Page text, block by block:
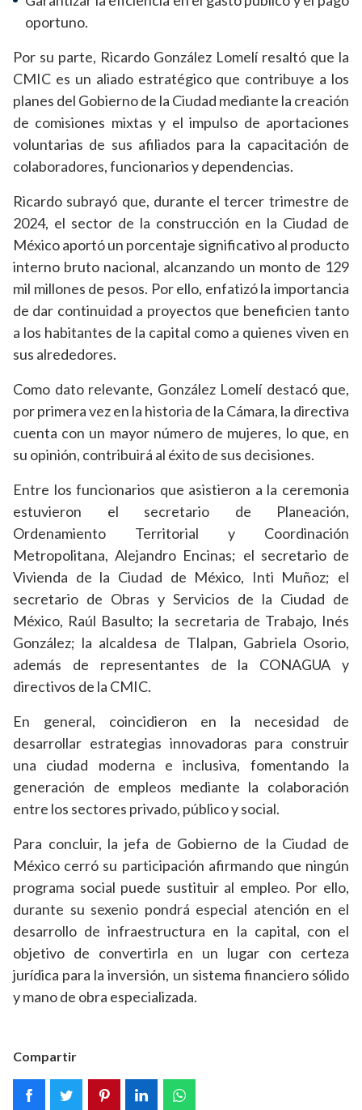
oportuno.
Por su parte, Ricardo González Lomelí resaltó que la
CMIC es un aliado estratégico que contribuye a los
planes del Gobierno de la Ciudad mediante la creación
de comisiones mixtas y el impulso de aportaciones
voluntarias de sus afiliados para la capacitación de
colaboradores, funcionarios y dependencias.
Ricardo subrayó que, durante el tercer trimestre de
2024, el sector de la construcción en la Ciudad de
México aportó un porcentaje significativo al producto
interno bruto nacional, alcanzando un monto de 129
mil millones de pesos. Por ello, enfatizó la importancia
de dar continuidad a proyectos que beneficien tanto
a los habitantes de la capital como a quienes viven en
sus alrededores.
Como dato relevante, González Lomelí destacó que,
por primera vez en la historia de la Cámara, la directiva
cuenta con un mayor número de mujeres, lo que, en
su opinión, contribuirá al éxito de sus decisiones.
Entre los funcionarios que asistieron a la ceremonia
estuvieron el secretario de Planeación,
Ordenamiento Territorial y Coordinación
Metropolitana, Alejandro Encinas; el secretario de
Vivienda de la Ciudad de México, Inti Muñoz; el
secretario de Obras y Servicios de la Ciudad de
México, Raúl Basulto; la secretaria de Trabajo, Inés
González; la alcaldesa de Tlalpan, Gabriela Osorio,
además de representantes de la CONAGUA y
directivos de la CMIC.
En general, coincidieron en la necesidad de
desarrollar estrategias innovadoras para construir
una ciudad moderna e inclusiva, fomentando la
generación de empleos mediante la colaboración
entre los sectores privado, público y social.
Para concluir, la jefa de Gobierno de la Ciudad de
México cerró su participación afirmando que ningún
programa social puede sustituir al empleo. Por ello,
durante su sexenio pondrá especial atención en el
desarrollo de infraestructura en la capital, con el
objetivo de convertirla en un lugar con certeza
jurídica para la inversión, un sistema financiero sólido
y mano de obra especializada.
Compartir